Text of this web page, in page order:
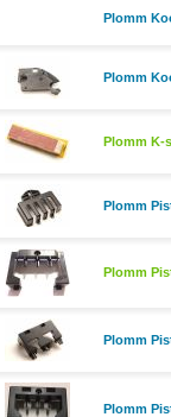
Plomm
Plomm
Plomm K-
Plomm
Plomm
Plomm
Plomm